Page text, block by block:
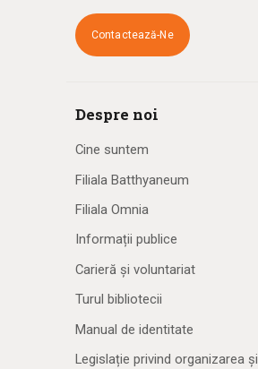
Contactează-Ne
Despre noi
Cine suntem
Filiala Batthyaneum
Filiala Omnia
Informații publice
Carieră și voluntariat
Turul bibliotecii
Manual de identitate
Legislație privind organizarea și